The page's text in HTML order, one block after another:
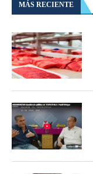
MÁS RECIENTE